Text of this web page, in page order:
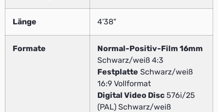
Länge 4'38"
Formate
Normal-Positiv-Film 16mm
Schwarz/weiß 4:3
Festplatte Schwarz/weiß
16:9 Vollformat
Digital Video Disc 576i/25
(PAL) Schwarz/weiß